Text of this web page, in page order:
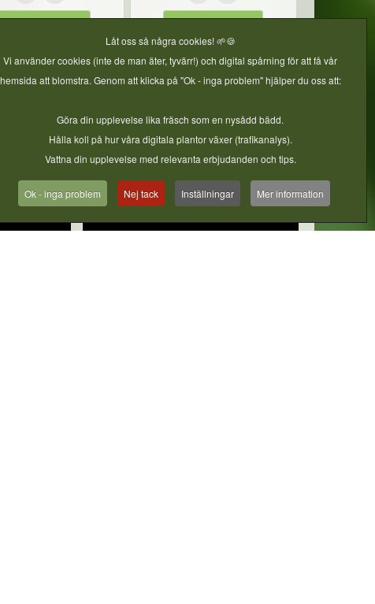
#gjordnära
Låt oss så några cookies! 🌱🍪
Vi använder cookies (inte de man äter, tyvärr!) och digital spårning för att få vår
hemsida att blomstra. Genom att klicka på "Ok - inga problem" hjälper du oss att:
Göra din upplevelse lika fräsch som en nysådd bädd.
Hålla koll på hur våra digitala plantor växer (trafikanalys).
Vattna din upplevelse med relevanta erbjudanden och tips.
Ok - inga problem Nej tack Inställningar Mer information